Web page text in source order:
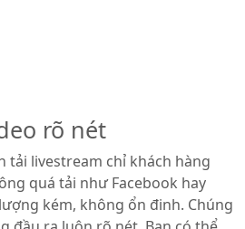
rõ nét
tải livestream chỉ khách hàng
quá tải như Facebook hay
kém, không ổn đinh. Chúng